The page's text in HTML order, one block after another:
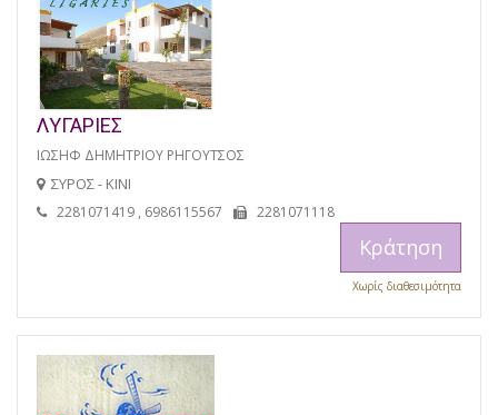
ΛΥΓΑΡΙΕΣ
ΙΩΣΗΦ ΔΗΜΗΤΡΙΟΥ ΡΗΓΟΥΤΣΟΣ
ΣΥΡΟΣ - ΚΙΝΙ
2281071419 , 6986115567 2281071118
Κράτηση
Χωρίς διαθεσιμότητα